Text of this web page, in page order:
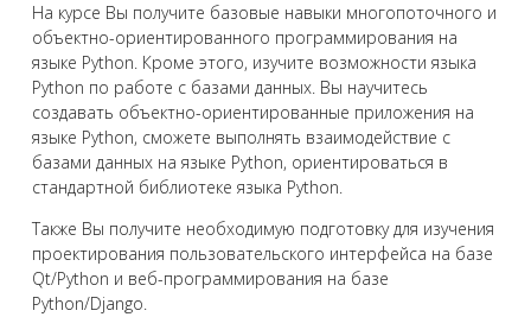
На курсе Вы получите базовые навыки многопоточного и
объектно-ориентированного программирования на
языке Python. Кроме этого, изучите возможности языка
Python по работе с базами данных. Вы научитесь
создавать объектно-ориентированные приложения на
языке Python, сможете выполнять взаимодействие с
базами данных на языке Python, ориентироваться в
стандартной библиотеке языка Python.
Также Вы получите необходимую подготовку для изучения
проектирования пользовательского интерфейса на базе
Qt/Python и веб-программирования на базе
Python/Django.